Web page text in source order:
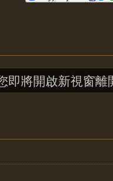
即將開啟新視窗離